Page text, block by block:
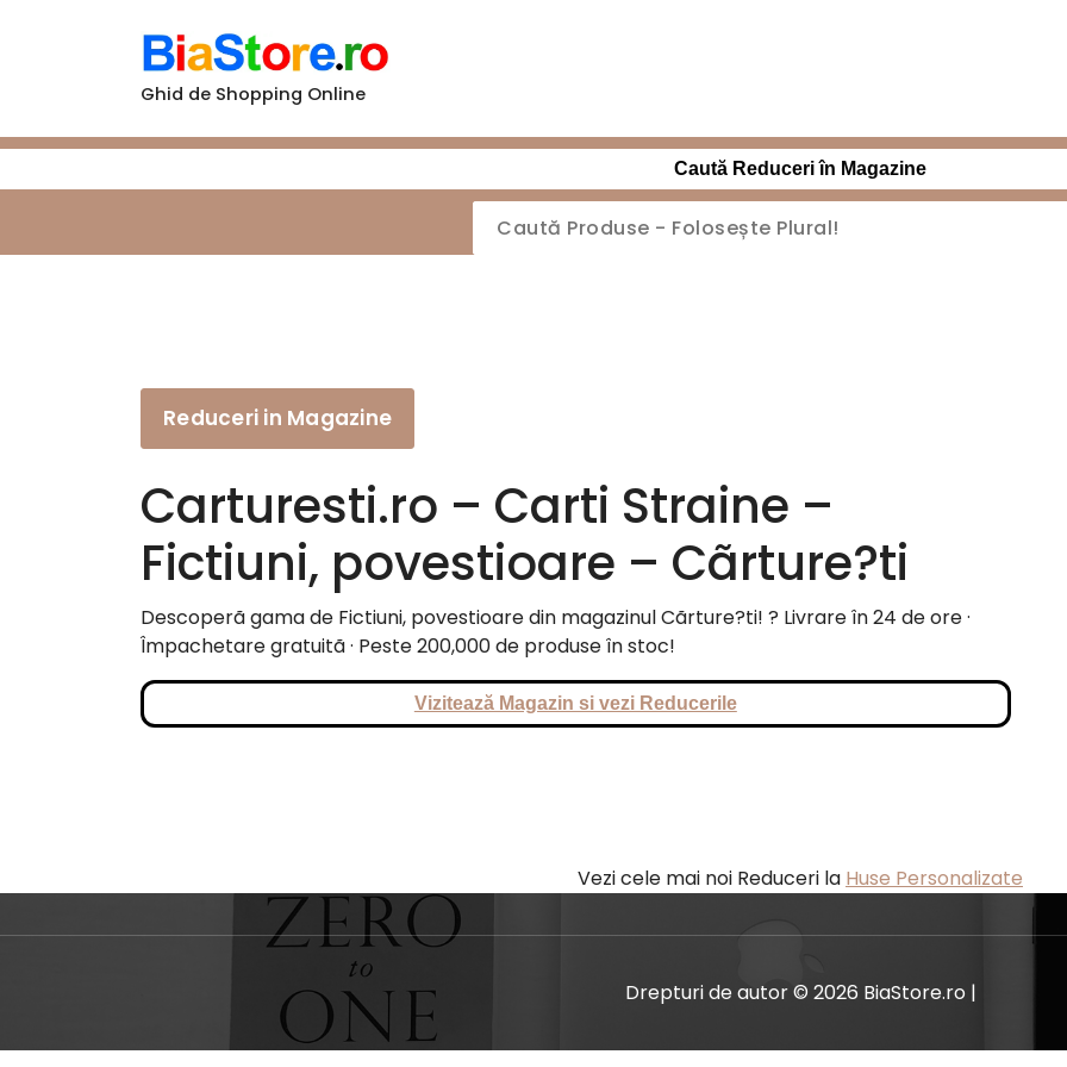
Ghid de Shopping Online
Caută Reduceri în Magazine
Reduceri in Magazine
Carturesti.ro – Carti Straine –
Fictiuni, povestioare – Cãrture?ti
Descoperã gama de Fictiuni, povestioare din magazinul Cãrture?ti! ? Livrare în 24 de ore ·
Împachetare gratuitã · Peste 200,000 de produse în stoc!
Vizitează Magazin si vezi Reducerile
Vezi cele mai noi Reduceri la Huse Personalizate
Drepturi de autor © 2026 BiaStore.ro |